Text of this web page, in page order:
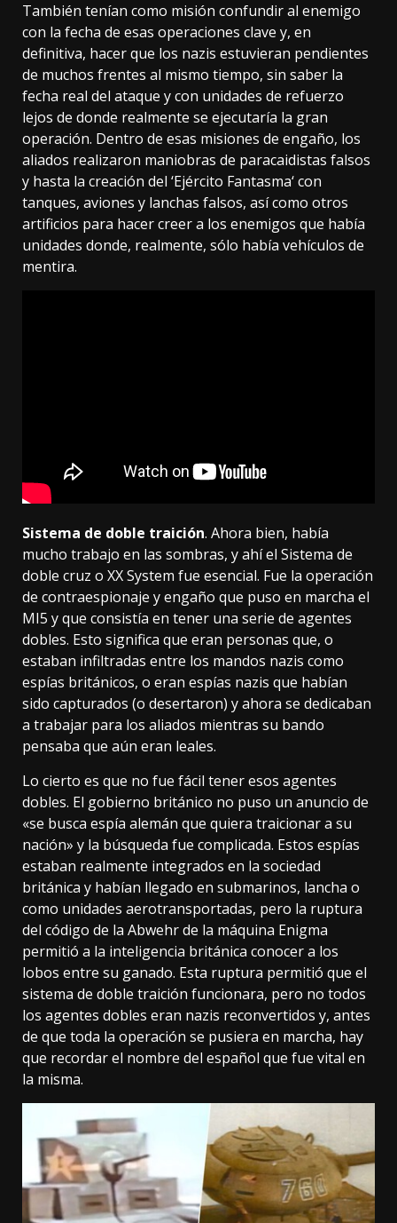
También tenían como misión confundir al enemigo
con la fecha de esas operaciones clave y, en
definitiva, hacer que los nazis estuvieran pendientes
de muchos frentes al mismo tiempo, sin saber la
fecha real del ataque y con unidades de refuerzo
lejos de donde realmente se ejecutaría la gran
operación. Dentro de esas misiones de engaño, los
aliados realizaron maniobras de paracaidistas falsos
y hasta la creación del ‘Ejército Fantasma‘ con
tanques, aviones y lanchas falsos, así como otros
artificios para hacer creer a los enemigos que había
unidades donde, realmente, sólo había vehículos de
mentira.
Sistema de doble traición. Ahora bien, había
mucho trabajo en las sombras, y ahí el Sistema de
doble cruz o XX System fue esencial. Fue la operación
de contraespionaje y engaño que puso en marcha el
MI5 y que consistía en tener una serie de agentes
dobles. Esto significa que eran personas que, o
estaban infiltradas entre los mandos nazis como
espías británicos, o eran espías nazis que habían
sido capturados (o desertaron) y ahora se dedicaban
a trabajar para los aliados mientras su bando
pensaba que aún eran leales.
Lo cierto es que no fue fácil tener esos agentes
dobles. El gobierno británico no puso un anuncio de
«se busca espía alemán que quiera traicionar a su
nación» y la búsqueda fue complicada. Estos espías
estaban realmente integrados en la sociedad
británica y habían llegado en submarinos, lancha o
como unidades aerotransportadas, pero la ruptura
del código de la Abwehrde la máquina Enigma
permitió a la inteligencia británica conocer a los
lobos entre su ganado. Esta ruptura permitió que el
sistema de doble traición funcionara, pero no todos
los agentes dobles eran nazis reconvertidos y, antes
de que toda la operación se pusiera en marcha, hay
que recordar el nombre del español que fue vital en
la misma.